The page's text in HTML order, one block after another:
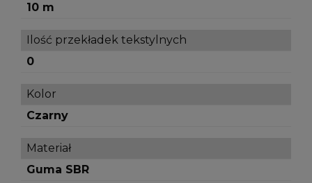
10 m
Ilość przekładek tekstylnych
0
Kolor
Czarny
Materiał
Guma SBR